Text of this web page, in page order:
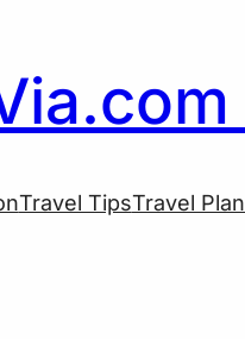
Travel TipsTravel